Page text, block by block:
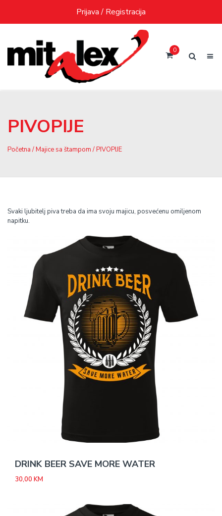
content
Prijava / Registracija
0
PIVOPIJE
Početna /Majice sa štampom / PIVOPIJE
Svaki ljubitelj piva treba da ima svoju majicu, posvećenu omiljenom
napitku.
DRINK BEER SAVE MORE WATER
30,00 KM